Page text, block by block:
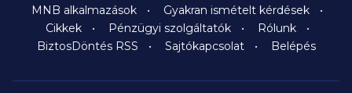
MNB alkalmazások
Gyakran ismételt kérdések
Cikkek
Pénzügyi szolgáltatók
Rólunk
BiztosDöntés RSS
Sajtókapcsolat Belépés